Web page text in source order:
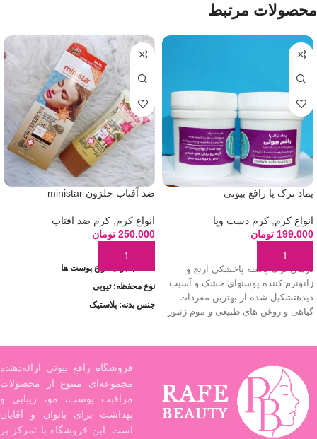
محصولات مرتبط
پماد ترک پا رافع بیوتی
انواع کرم کرم دست وپا
199.000 تومان
افزودن به سبد خرید
درمان ترک پاشنه پاخشکی آرنج و
زانونرم کننده پوستهای خشک و‌ آسیب
دیدهتشکیل شده از بهترین مفردات
گیاهی و روغن های طبیعی و موم زنبور
ضد آفتاب حلزون ministar
انواع کرم کرم ضد افتاب
250.000 تومان
افزودن به سبد خرید
مناسب برای انواع پوست ها
نوع محفظه: تیوبی
جنس بدنه: پلاستیک
مناسب برای استفاده روزانه
بوی خوب و ماندگاری بالا
آب رسان
محافظت در برابر اشعه های IR، UVB و
فروشگاه رافع بیوتی ارائه‌دهنده
مجموعه‌ای متنوع از محصولات
مراقبت پوست، مو، زیبایی و
بهداشت برای بانوان و آقایان
است. این فروشگاه با تمرکز بر